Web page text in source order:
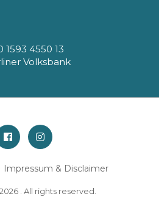
1593 4550 13
Volksbank
FacebookInstagram
Impressum & Disclaimer
. All rights reserved.